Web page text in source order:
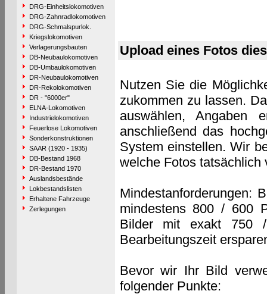
DRG-Einheitslokomotiven
DRG-Zahnradlokomotiven
DRG-Schmalspurlok.
Kriegslokomotiven
Verlagerungsbauten
DB-Neubaulokomotiven
DB-Umbaulokomotiven
DR-Neubaulokomotiven
DR-Rekolokomotiven
DR - "6000er"
ELNA-Lokomotiven
Industrielokomotiven
Feuerlose Lokomotiven
Sonderkonstruktionen
SAAR (1920 - 1935)
DB-Bestand 1968
DR-Bestand 1970
Auslandsbestände
Lokbestandslisten
Erhaltene Fahrzeuge
Zerlegungen
Upload eines Fotos
Nutzen Sie die
zukommen zu lassen.
auswählen, Angaben
anschließend das
System einstellen. Wir
welche Fotos tatsächlich
Mindestanforderungen:
mindestens 800 / 600
Bilder mit exakt 750
Bearbeitungszeit
Bevor wir Ihr Bild
folgender Punkte: